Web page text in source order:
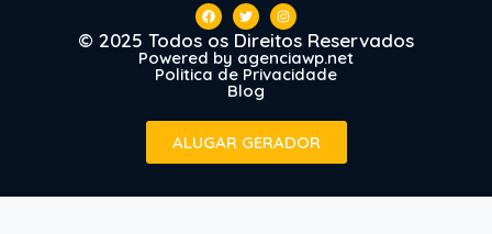
© 2025 Todos os Direitos Reservados
Powered by agenciawp.net
Politica de Privacidade
Blog
ALUGAR GERADOR